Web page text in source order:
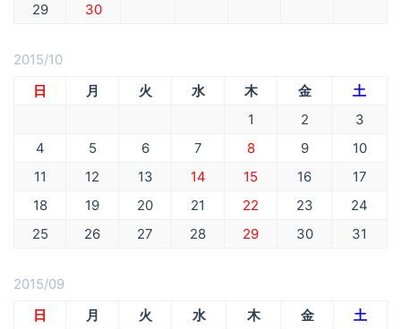
29
30
2015/10
日
月 火 水 木 金
土
1
2
3
4
5 6 7 8 9
10
11
12 13 14 15 16
17
18
19 20 21 22 23
24
25
26 27 28 29 30 31
2015/09
日
月 火 水 木 金
土